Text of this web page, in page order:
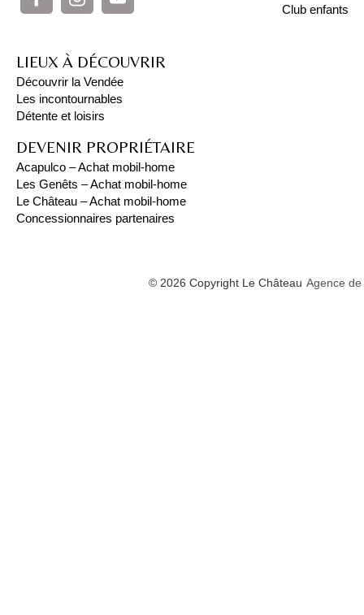
Club enfants
LIEUX À DÉCOUVRIR
Découvrir la Vendée
Les incontournables
Détente et loisirs
DEVENIR PROPRIÉTAIRE
Acapulco – Achat mobil-home
Les Genêts – Achat mobil-home
Le Château – Achat mobil-home
Concessionnaires partenaires
© 2026 Copyright Le Château Agence